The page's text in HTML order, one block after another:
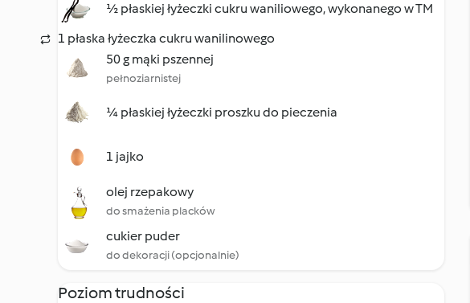
½ płaskiej łyżeczki cukru waniliowego, wykonanego w TM
1 płaska łyżeczka cukru wanilinowego
50 g mąki pszennej
pełnoziarnistej
¼ płaskiej łyżeczki proszku do pieczenia
1 jajko
olej rzepakowy
do smażenia placków
cukier puder
do dekoracji (opcjonalnie)
Poziom trudności